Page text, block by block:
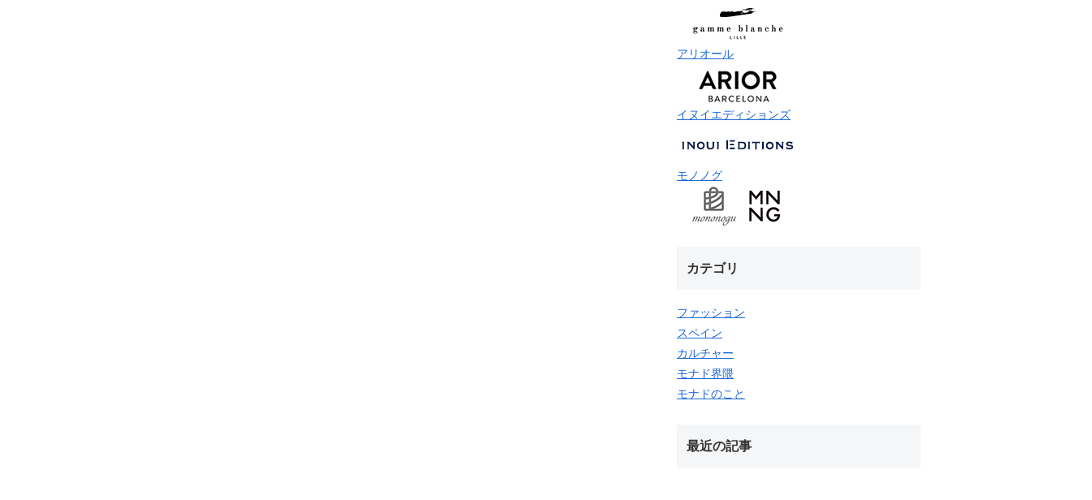
アリオール
イヌイエディションズ
モノノグ
カテゴリ
ファッション
スペイン
カルチャー
モナド界隈
モナドのこと
最近の記事